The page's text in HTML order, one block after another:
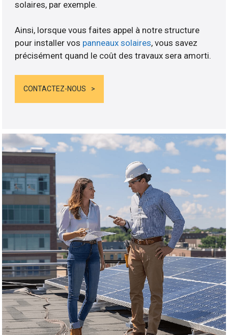
solaires, par exemple.
Ainsi, lorsque vous faites appel à notre structure
pour installer vos panneaux solaires, vous savez
précisément quand le coût des travaux sera amorti.
CONTACTEZ-NOUS